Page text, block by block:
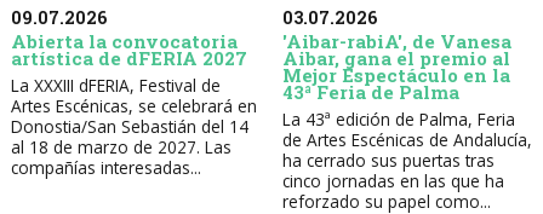
09.07.2026
Abierta la convocatoria
artística de dFERIA 2027
La XXXIII dFERIA, Festival de
Artes Escénicas, se celebrará en
Donostia/San Sebastián del 14
al 18 de marzo de 2027. Las
compañías interesadas...
03.07.2026
'Aibar-rabiA', de Vanesa
Aibar, gana el premio al
Mejor Espectáculo en la
43ª Feria de Palma
La 43ª edición de Palma, Feria
de Artes Escénicas de Andalucía,
ha cerrado sus puertas tras
cinco jornadas en las que ha
reforzado su papel como...